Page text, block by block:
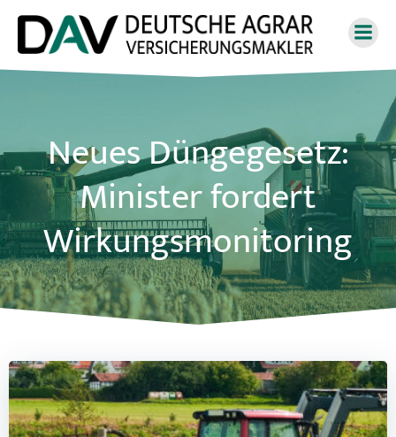
Zum
Inhalt
springen
Neues Düngegesetz:
Minister fordert
Wirkungsmonitoring